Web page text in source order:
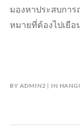
มองหาประสบกา
หมายที่ต้องไปเยื
BY ADMIN2 IN